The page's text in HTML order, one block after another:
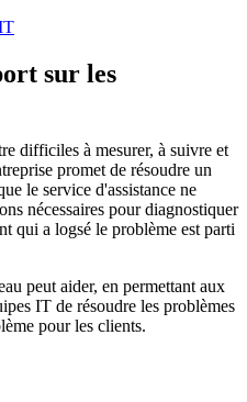
sur les
difficiles à mesurer, à suivre et
promet de résoudre un
le service d'assistance ne
nécessaires pour diagnostiquer
qui a logsé le problème est parti
peut aider, en permettant aux
IT de résoudre les problèmes
pour les clients.